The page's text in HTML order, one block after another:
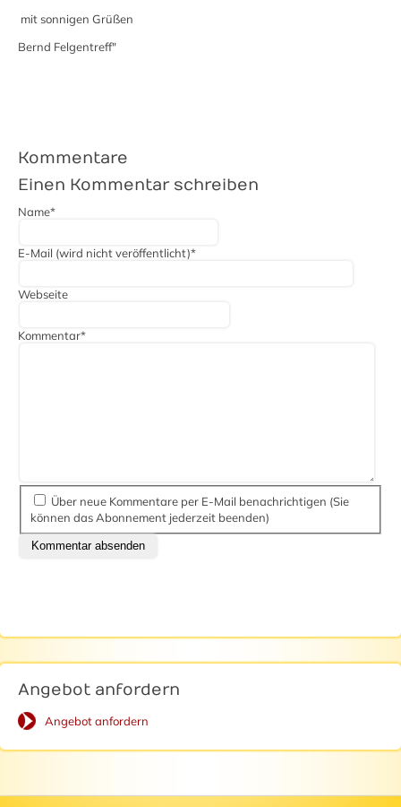
mit sonnigen Grüßen
Bernd Felgentreff"
Kommentare
Einen Kommentar schreiben
Pflichtfeld
Name*
Pflichtfeld
E-Mail (wird nicht veröffentlicht)*
Webseite
Pflichtfeld
Kommentar*
Über neue Kommentare per E-Mail benachrichtigen (Sie
können das Abonnement jederzeit beenden)
Kommentar absenden
Angebot anfordern
Angebot anfordern